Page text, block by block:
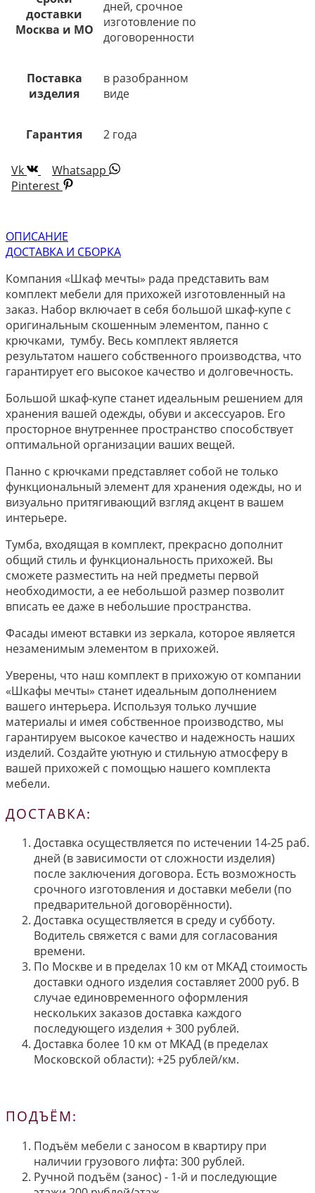
доставки
Москва и МО
дней, срочное
изготовление по
договоренности
Поставка
изделия
в разобранном
виде
Гарантия 2 года
Vk
Whatsapp
Pinterest
ОПИСАНИЕ
ДОСТАВКА И СБОРКА
Компания «Шкаф мечты» рада представить вам
комплект мебели для прихожей изготовленный на
заказ. Набор включает в себя большой шкаф-купе с
оригинальным скошенным элементом, панно с
крючками, тумбу. Весь комплект является
результатом нашего собственного производства, что
гарантирует его высокое качество и долговечность.
Большой шкаф-купе станет идеальным решением для
хранения вашей одежды, обуви и аксессуаров. Его
просторное внутреннее пространство способствует
оптимальной организации ваших вещей.
Панно с крючками представляет собой не только
функциональный элемент для хранения одежды, но и
визуально притягивающий взгляд акцент в вашем
интерьере.
Тумба, входящая в комплект, прекрасно дополнит
общий стиль и функциональность прихожей. Вы
сможете разместить на ней предметы первой
необходимости, а ее небольшой размер позволит
вписать ее даже в небольшие пространства.
Фасады имеют вставки из зеркала, которое является
незаменимым элементом в прихожей.
Уверены, что наш комплект в прихожую от компании
«Шкафы мечты» станет идеальным дополнением
вашего интерьера. Используя только лучшие
материалы и имея собственное производство, мы
гарантируем высокое качество и надежность наших
изделий. Создайте уютную и стильную атмосферу в
вашей прихожей с помощью нашего комплекта
мебели.
ДОСТАВКА:
Доставка осуществляется по истечении 14-25 раб.
дней (в зависимости от сложности изделия)
после заключения договора. Есть возможность
срочного изготовления и доставки мебели (по
предварительной договорённости).
Доставка осуществляется в среду и субботу.
Водитель свяжется с вами для согласования
времени.
По Москве и в пределах 10 км от МКАД стоимость
доставки одного изделия составляет 2000 руб. В
случае единовременного оформления
нескольких заказов доставка каждого
последующего изделия + 300 рублей.
Доставка более 10 км от МКАД (в пределах
Московской области): +25 рублей/км.
ПОДЪЁМ:
Подъём мебели с заносом в квартиру при
наличии грузового лифта: 300 рублей.
Ручной подъём (занос) - 1-й и последующие